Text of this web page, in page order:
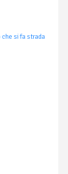
si fa strada